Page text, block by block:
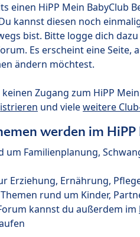
einen HiPP Mein BabyClub
kannst diesen noch
bist. Bitte logge dich
Es erscheint eine
ändern möchtest.
Zugang zum HiPP
und vieleweitere
werden im
um Familienplanung,
Erziehung, Ernährung,
rund um Kinder,
kannst du außerdem im